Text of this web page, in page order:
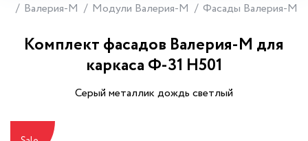
Валерия-М Модули Валерия-М Фасады Валерия-М
Комплект фасадов Валерия-М для
каркаса Ф-31 Н501
Серый металлик дождь светлый